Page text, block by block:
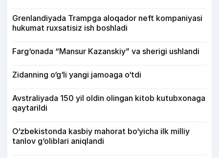
Grenlandiyada Trampga aloqador neft kompaniyasi
hukumat ruxsatisiz ish boshladi
Farg‘onada “Mansur Kazanskiy” va sherigi ushlandi
Zidanning o‘g‘li yangi jamoaga o‘tdi
Avstraliyada 150 yil oldin olingan kitob kutubxonaga
qaytarildi
O‘zbekistonda kasbiy mahorat bo‘yicha ilk milliy
tanlov g‘oliblari aniqlandi